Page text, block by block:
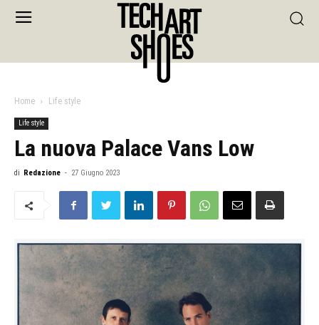
Home Life style
Life style
La nuova Palace Vans Low
di Redazione - 27 Giugno 2023